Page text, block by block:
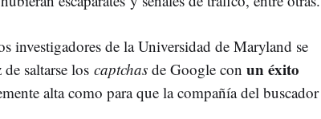
investigadores de la Universidad de Maryland se
saltarse los captchas de Google con un éxito
alta como para que la compañía del buscador